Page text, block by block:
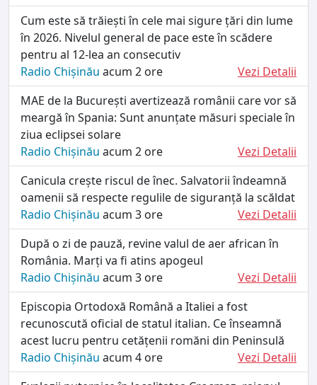
Cum este să trăiești în cele mai sigure țări din lume
în 2026. Nivelul general de pace este în scădere
pentru al 12-lea an consecutiv
Radio Chișinău acum 2 ore
Vezi Detalii
MAE de la București avertizează românii care vor să
meargă în Spania: Sunt anunțate măsuri speciale în
ziua eclipsei solare
Radio Chișinău acum 2 ore
Vezi Detalii
Canicula crește riscul de înec. Salvatorii îndeamnă
oamenii să respecte regulile de siguranță la scăldat
Radio Chișinău acum 3 ore
Vezi Detalii
După o zi de pauză, revine valul de aer african în
România. Marți va fi atins apogeul
Radio Chișinău acum 3 ore
Vezi Detalii
Episcopia Ortodoxă Română a Italiei a fost
recunoscută oficial de statul italian. Ce înseamnă
acest lucru pentru cetățenii romăni din Peninsulă
Radio Chișinău acum 4 ore
Vezi Detalii